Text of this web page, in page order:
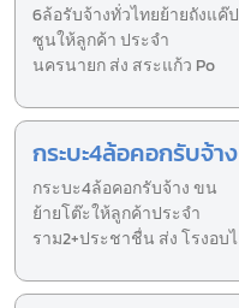
6ล้อรับจ้างทั่วไทยย้ายถังแค๊ป
ซูนให้ลูกค้า ประจำ
นครนายก ส่ง สระแก้ว Po
กระบะ4ล้อคอกรับจ้าง
กระบะ4ล้อคอกรับจ้าง ขน
ย้ายโต๊ะให้ลูกค้าประจำ
ราม2+ประชาชื่น ส่ง โรงอบไ